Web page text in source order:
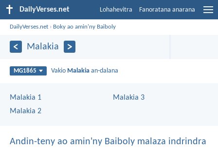
DailyVerses.net Lohahevitra Fanoratana anarana
DailyVerses.net › Boky ao amin'ny Baiboly
Malakia
MG1865 Vakio Malakia an-dalana
Malakia 1
Malakia 2
Malakia 3
Andin-teny ao amin'ny Baiboly malaza indrindra